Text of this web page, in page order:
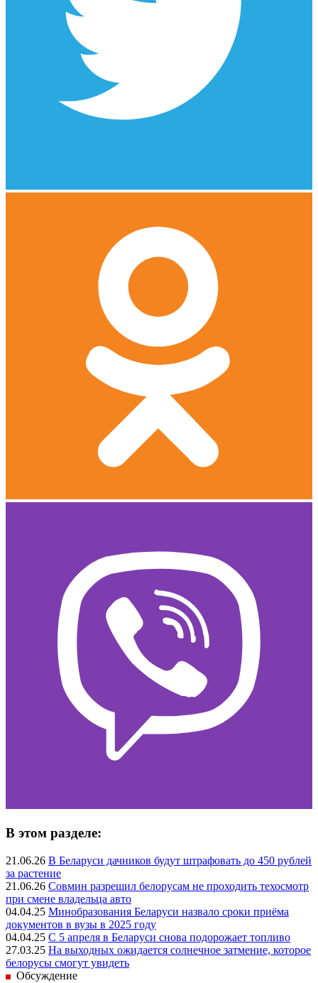
В этом разделе:
21.06.26 В Беларуси дачников будут штрафовать до 450 рублей
за растение
21.06.26 Совмин разрешил белорусам не проходить техосмотр
при смене владельца авто
04.04.25 Минобразования Беларуси назвало сроки приёма
документов в вузы в 2025 году
04.04.25 С 5 апреля в Беларуси снова подорожает топливо
27.03.25 На выходных ожидается солнечное затмение, которое
белорусы смогут увидеть
Обсуждение